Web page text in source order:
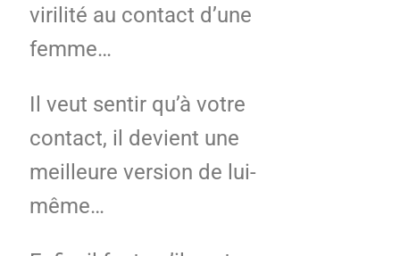
virilité au contact d’une
femme…
Il veut sentir qu’à votre
contact, il devient une
meilleure version de lui-
même…